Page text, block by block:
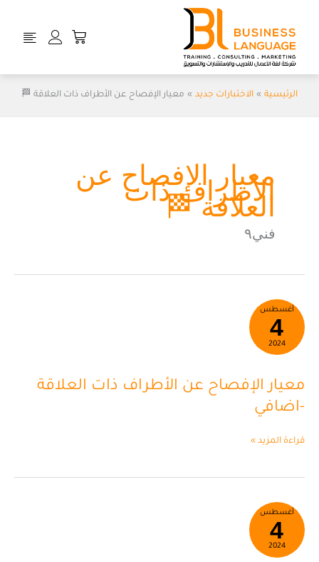
المحتوى
Cart
الرئيسية الاختبارات جديد معيار الإفصاح عن الأطراف ذات العلاقة 🏁
معيار الإفصاح عن
الأطراف ذات
العلاقة 🏁
فني٩
أغسطس
4
2024
معيار الإفصاح عن الأطراف ذات العلاقة
-اضافي
معيار
الإفصاح
عن
الأطراف
العلاقة
-اضافي
قراءة المزيد »
أغسطس
4
2024
معيار
الإفصاح
عن
الأطراف